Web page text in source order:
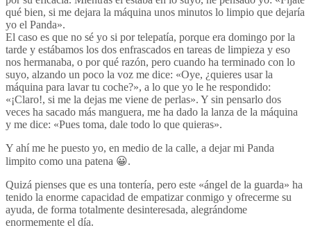
qué bien, si me dejara la máquina unos minutos lo limpio que dejaría
yo el Panda».
El caso es que no sé yo si por telepatía, porque era domingo por la
tarde y estábamos los dos enfrascados en tareas de limpieza y eso
nos hermanaba, o por qué razón, pero cuando ha terminado con lo
suyo, alzando un poco la voz me dice: «Oye, ¿quieres usar la
máquina para lavar tu coche?», a lo que yo le he respondido:
«¡Claro!, si me la dejas me viene de perlas». Y sin pensarlo dos
veces ha sacado más manguera, me ha dado la lanza de la máquina
y me dice: «Pues toma, dale todo lo que quieras».
Y ahí me he puesto yo, en medio de la calle, a dejar mi Panda
limpito como una patena 😀.
Quizá pienses que es una tontería, pero este «ángel de la guarda» ha
tenido la enorme capacidad de empatizar conmigo y ofrecerme su
ayuda, de forma totalmente desinteresada, alegrándome
enormemente el día.